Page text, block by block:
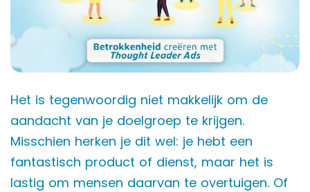
Het is tegenwoordig niet makkelijk om de
aandacht van je doelgroep te krijgen.
Misschien herken je dit wel: je hebt een
fantastisch product of dienst, maar het is
lastig om mensen daarvan te overtuigen. Of